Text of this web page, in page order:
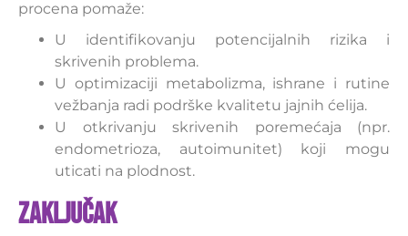
procena pomaže:
U identifikovanju potencijalnih rizika i
skrivenih problema.
U optimizaciji metabolizma, ishrane i rutine
vežbanja radi podrške kvalitetu jajnih ćelija.
U otkrivanju skrivenih poremećaja (npr.
endometrioza, autoimunitet) koji mogu
uticati na plodnost.
Zaključak